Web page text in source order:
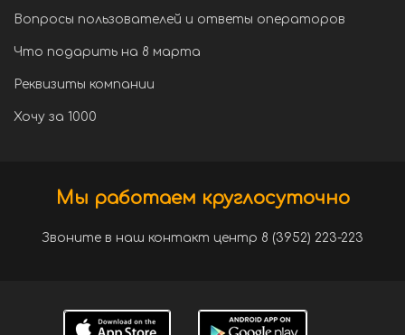
Вопросы пользователей и ответы операторов
Что подарить на 8 марта
Реквизиты компании
Хочу за 1000
Мы работаем круглосуточно
Звоните в наш контакт центр 8 (3952) 223-223